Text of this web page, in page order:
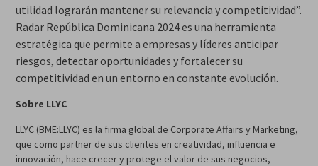
utilidad lograrán mantener su relevancia y competitividad”.
Radar República Dominicana 2024 es una herramienta
estratégica que permite a empresas y líderes anticipar
riesgos, detectar oportunidades y fortalecer su
competitividad en un entorno en constante evolución.
Sobre LLYC
LLYC (BME:LLYC) es la firma global de Corporate Affairs y Marketing,
que como partner de sus clientes en creatividad, influencia e
innovación, hace crecer y protege el valor de sus negocios,